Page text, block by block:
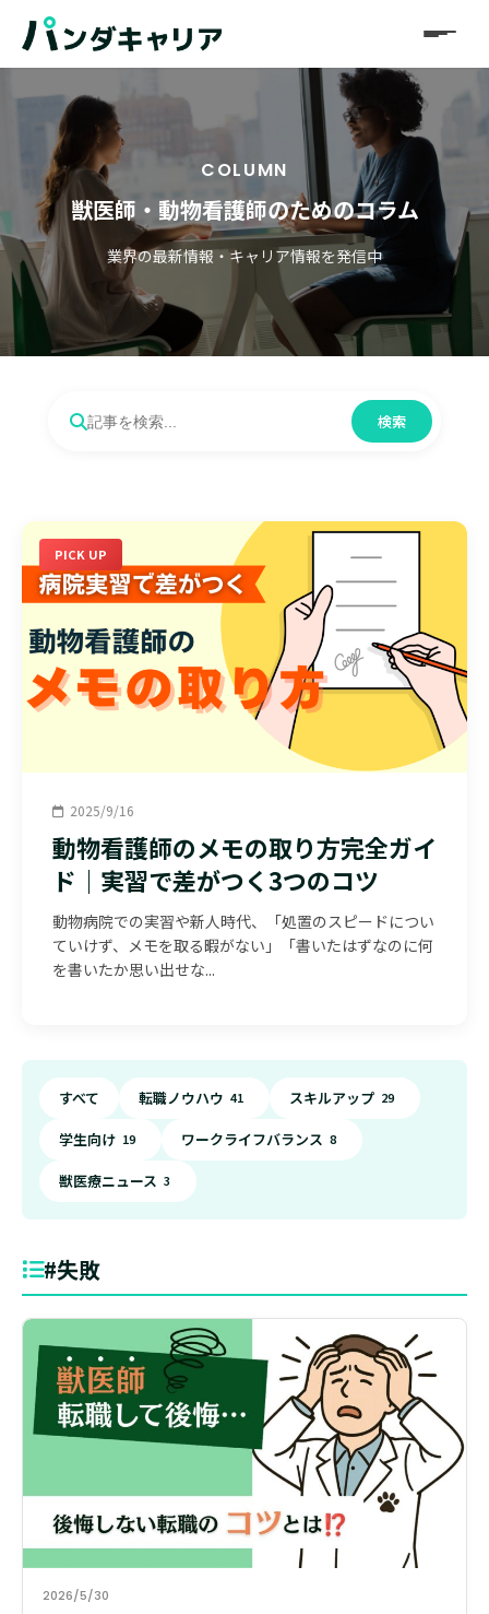
COLUMN
獣医師・動物看護師のためのコラム
業界の最新情報・キャリア情報を発信中
検索
PICK UP
2025/9/16
動物看護師のメモの取り方完全ガイ
ド｜実習で差がつく3つのコツ
動物病院での実習や新人時代、「処置のスピードについ
ていけず、メモを取る暇がない」「書いたはずなのに何
を書いたか思い出せな...
すべて 転職ノウハウ 41 スキルアップ 29
学生向け 19 ワークライフバランス 8
獣医療ニュース 3
#失敗
2026/5/30